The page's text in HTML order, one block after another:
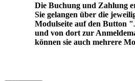
Die Buchung und Zahlung
Sie gelangen über die
Modulseite auf den Button
und von dort zur
können sie auch mehrere